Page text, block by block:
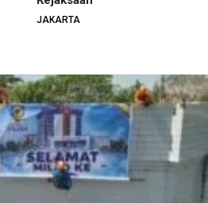
JAKARTA